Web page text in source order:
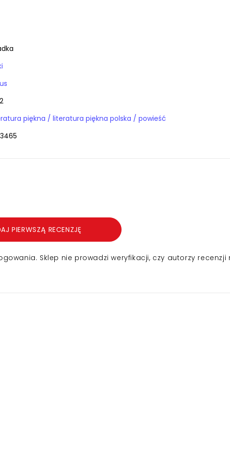
Książki / literatura piękna / literatura piękna polska / powieść
PIERWSZĄ RECENZJĘ
Sklep nie prowadzi weryfikacji, czy autorzy recenzji